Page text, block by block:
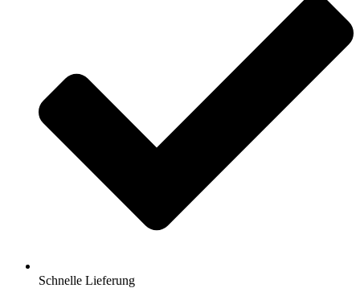
Schnelle Lieferung